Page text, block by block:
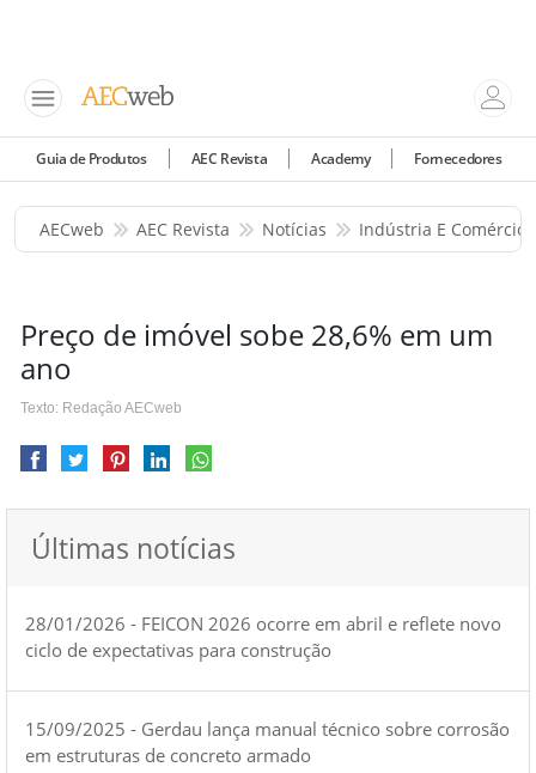
Guia de Produtos AEC Revista Academy Fornecedores
AECweb AEC Revista Notícias Indústria E Comércio
Preço de imóvel sobe 28,6% em um
ano
Texto: Redação AECweb
Últimas notícias
28/01/2026 - FEICON 2026 ocorre em abril e reflete novo
ciclo de expectativas para construção
15/09/2025 - Gerdau lança manual técnico sobre corrosão
em estruturas de concreto armado